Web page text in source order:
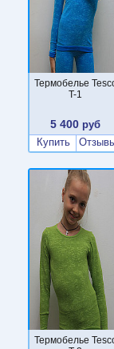
Термобелье
T-1
5 400 руб
Купить
Термобелье